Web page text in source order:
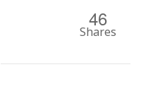
46
Shares